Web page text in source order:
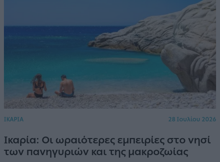
ΙΚΑΡΙΑ 28 Ιουλίου 2026
Ικαρία: Οι ωραιότερες εμπειρίες στο νησί
των πανηγυριών και της μακροζωίας